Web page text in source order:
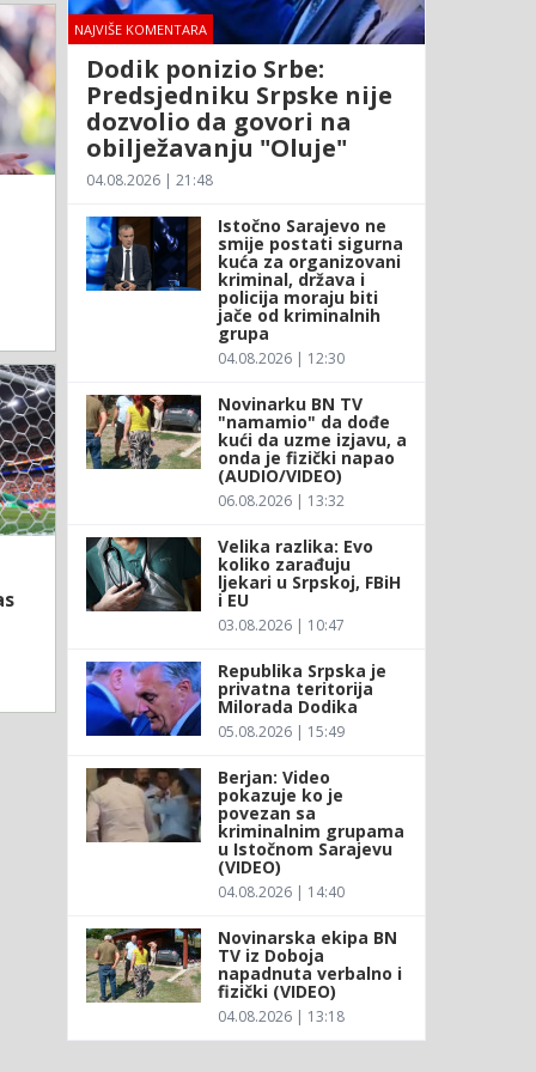
NAJVIŠE KOMENTARA
Dodik ponizio Srbe:
Predsjedniku Srpske nije
dozvolio da govori na
obilježavanju "Oluje"
04.08.2026 | 21:48
Istočno Sarajevo ne
smije postati sigurna
kuća za organizovani
kriminal, država i
policija moraju biti
jače od kriminalnih
grupa
04.08.2026 | 12:30
Novinarku BN TV
"namamio" da dođe
kući da uzme izjavu, a
onda je fizički napao
(AUDIO/VIDEO)
06.08.2026 | 13:32
Velika razlika: Evo
koliko zarađuju
ljekari u Srpskoj, FBiH
i EU
03.08.2026 | 10:47
Republika Srpska je
privatna teritorija
Milorada Dodika
05.08.2026 | 15:49
Berjan: Video
pokazuje ko je
povezan sa
kriminalnim grupama
u Istočnom Sarajevu
(VIDEO)
04.08.2026 | 14:40
Novinarska ekipa BN
TV iz Doboja
napadnuta verbalno i
fizički (VIDEO)
04.08.2026 | 13:18